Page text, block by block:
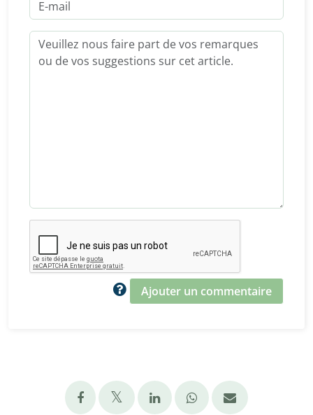
Ajouter un commentaire